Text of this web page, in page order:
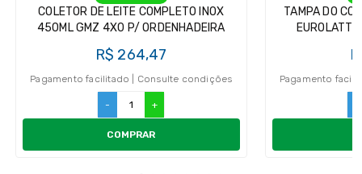
COLETOR DE LEITE COMPLETO INOX
450ML GMZ 4X0 P/ ORDENHADEIRA
R$ 264,47
Pagamento facilitado | Consulte condições
- +
COMPRAR
TAMPA DO
Pagamento